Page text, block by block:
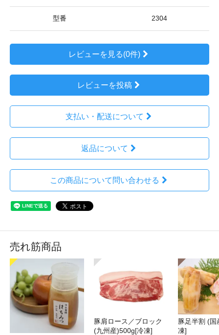
型番 2304
レビューを見る(0件)
レビューを投稿
支払い・配送について
返品について
この商品について問い合わせる
売れ筋商品
豚肩ロース／ブロック
(九州産)500g[冷凍]
豚足半割 (国
凍]